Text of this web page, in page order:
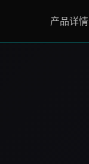
产品详情